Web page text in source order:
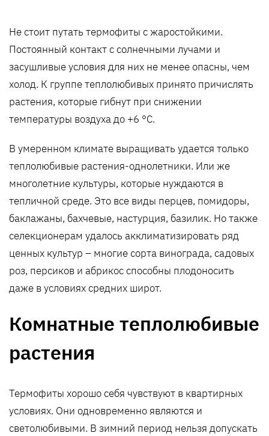
Не стоит путать термофиты с жаростойкими.
Постоянный контакт с солнечными лучами и
засушливые условия для них не менее опасны, чем
холод. К группе теплолюбивых принято причислять
растения, которые гибнут при снижении
температуры воздуха до +6 °C.
В умеренном климате выращивать удается только
теплолюбивые растения-однолетники. Или же
многолетние культуры, которые нуждаются в
тепличной среде. Это все виды перцев, помидоры,
баклажаны, бахчевые, настурция, базилик. Но также
селекционерам удалось акклиматизировать ряд
ценных культур – многие сорта винограда, садовых
роз, персиков и абрикос способны плодоносить
даже в условиях средних широт.
Комнатные теплолюбивые
растения
Термофиты хорошо себя чувствуют в квартирных
условиях. Они одновременно являются и
светолюбивыми. В зимний период нельзя допускать